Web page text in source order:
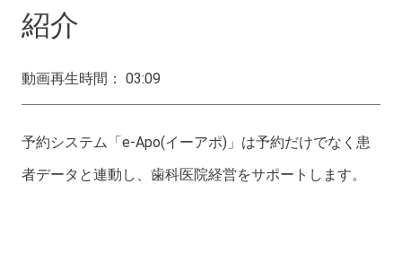
紹介
動画再生時間： 03:09
予約システム「e-Apo(イーアポ)」は予約だけでなく患
者データと連動し、歯科医院経営をサポートします。